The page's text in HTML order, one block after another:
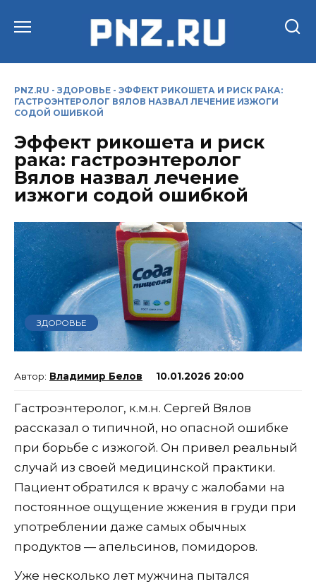
PNZ.RU - ЗДОРОВЬЕ - ЭФФЕКТ РИКОШЕТА И РИСК РАКА:
ГАСТРОЭНТЕРОЛОГ ВЯЛОВ НАЗВАЛ ЛЕЧЕНИЕ ИЗЖОГИ
СОДОЙ ОШИБКОЙ
Эффект рикошета и риск
рака: гастроэнтеролог
Вялов назвал лечение
изжоги содой ошибкой
ЗДОРОВЬЕ
Владимир Белов 10.01.2026 20:00
Гастроэнтеролог, к.м.н. Сергей Вялов
рассказал о типичной, но опасной ошибке
при борьбе с изжогой. Он привел реальный
случай из своей медицинской практики.
Пациент обратился к врачу с жалобами на
постоянное ощущение жжения в груди при
употреблении даже самых обычных
продуктов — апельсинов, помидоров.
Уже несколько лет мужчина пытался